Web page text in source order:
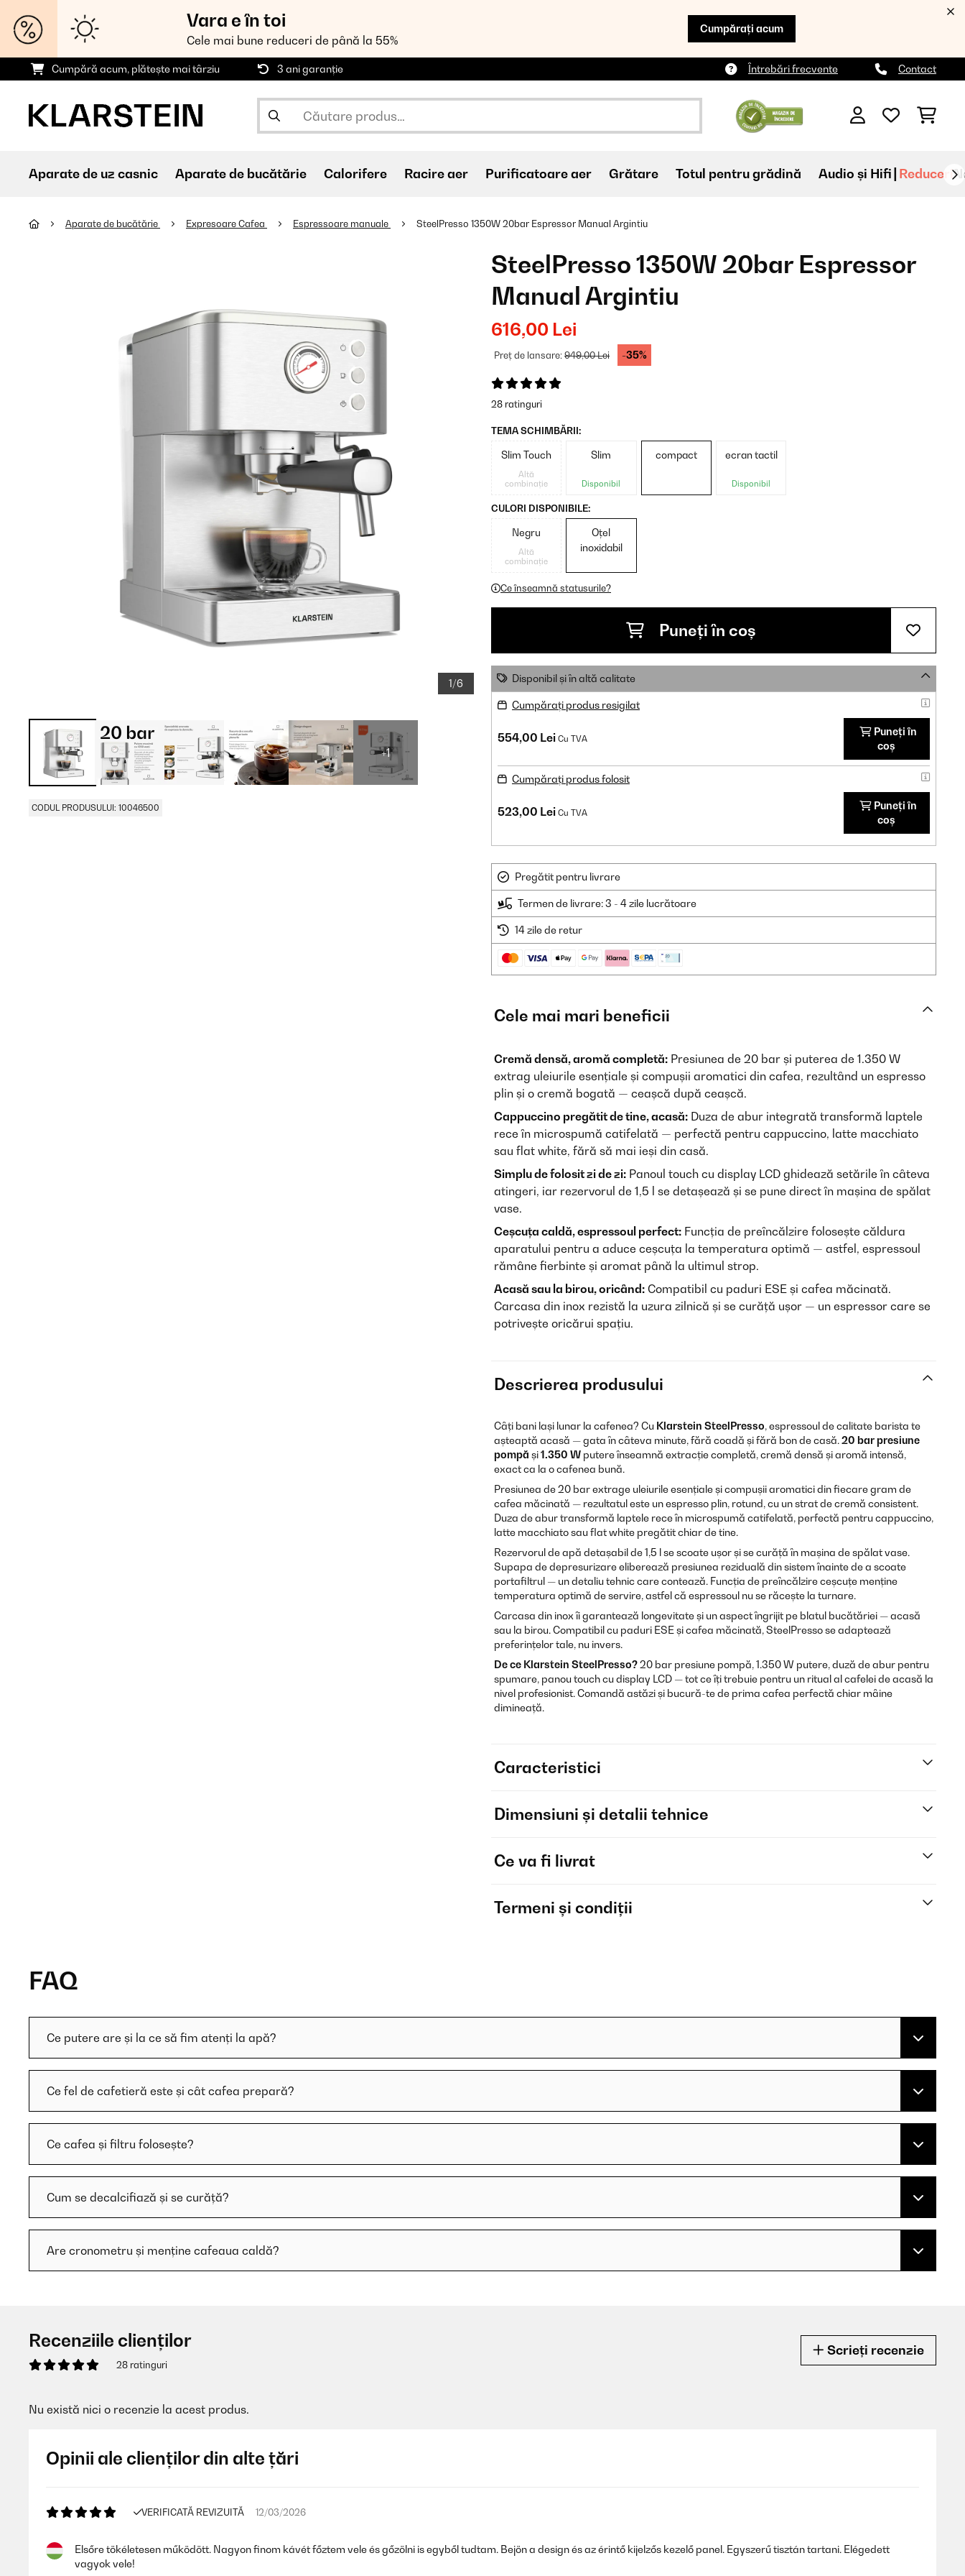
Vara e în toi
Cele mai bune reduceri de până la 55%
Cumpărați acum
Cumpără acum, plătește mai târziu 3 ani garanție Întrebări frecvente Contact
Aparate de uz casnic Aparate de bucătărie Calorifere Racire aer Purificatoare aer Grătare Totul pentru grădină Audio și Hifi Reduceri
Aparate de bucătărie Expresoare Cafea Espressoare manuale SteelPresso 1350W 20bar Espressor Manual Argintiu
1/6
+1
CODUL PRODUSULUI: 10046500
SteelPresso 1350W 20bar Espressor
Manual Argintiu
616,00 Lei
Preț de lansare:949,00 Lei -35%
28 ratinguri
TEMA SCHIMBĂRII:
Slim Touch
Altă
combinație
Slim
Disponibil
compact ecran tactil
Disponibil
CULORI DISPONIBILE:
Negru
Altă
combinație
Oțel
inoxidabil
Ce înseamnă statusurile?
Puneți în coș
Disponibil și în altă calitate
Cumpărați produs resigilat
554,00 Lei Cu TVA
Puneți în
coș
Cumpărați produs folosit
523,00 Lei Cu TVA
Puneți în
coș
Pregătit pentru livrare
Termen de livrare: 3 - 4 zile lucrătoare
14 zile de retur
Cele mai mari beneficii
Cremă densă, aromă completă: Presiunea de 20 bar și puterea de 1.350 W
extrag uleiurile esențiale și compușii aromatici din cafea, rezultând un espresso
plin și o cremă bogată — ceașcă după ceașcă.
Cappuccino pregătit de tine, acasă: Duza de abur integrată transformă laptele
rece în microspumă catifelată — perfectă pentru cappuccino, latte macchiato
sau flat white, fără să mai ieși din casă.
Simplu de folosit zi de zi: Panoul touch cu display LCD ghidează setările în câteva
atingeri, iar rezervorul de 1,5 l se detașează și se pune direct în mașina de spălat
vase.
Ceșcuța caldă, espressoul perfect: Funcția de preîncălzire folosește căldura
aparatului pentru a aduce ceșcuța la temperatura optimă — astfel, espressoul
rămâne fierbinte și aromat până la ultimul strop.
Acasă sau la birou, oricând: Compatibil cu paduri ESE și cafea măcinată.
Carcasa din inox rezistă la uzura zilnică și se curăță ușor — un espressor care se
potrivește oricărui spațiu.
Descrierea produsului
Câți bani lași lunar la cafenea? Cu Klarstein SteelPresso, espressoul de calitate barista te
așteaptă acasă — gata în câteva minute, fără coadă și fără bon de casă.20 bar presiune
pompă și1.350 W putere înseamnă extracție completă, cremă densă și aromă intensă,
exact ca la o cafenea bună.
Presiunea de 20 bar extrage uleiurile esențiale și compușii aromatici din fiecare gram de
cafea măcinată — rezultatul este un espresso plin, rotund, cu un strat de cremă consistent.
Duza de abur transformă laptele rece în microspumă catifelată, perfectă pentru cappuccino,
latte macchiato sau flat white pregătit chiar de tine.
Rezervorul de apă detașabil de 1,5 l se scoate ușor și se curăță în mașina de spălat vase.
Supapa de depresurizare eliberează presiunea reziduală din sistem înainte de a scoate
portafiltrul — un detaliu tehnic care contează. Funcția de preîncălzire ceșcuțe menține
temperatura optimă de servire, astfel că espressoul nu se răcește la turnare.
Carcasa din inox îi garantează longevitate și un aspect îngrijit pe blatul bucătăriei — acasă
sau la birou. Compatibil cu paduri ESE și cafea măcinată, SteelPresso se adaptează
preferințelor tale, nu invers.
De ce Klarstein SteelPresso?20 bar presiune pompă, 1.350 W putere, duză de abur pentru
spumare, panou touch cu display LCD — tot ce îți trebuie pentru un ritual al cafelei de acasă la
nivel profesionist. Comandă astăzi și bucură-te de prima cafea perfectă chiar mâine
dimineață.
Caracteristici
Dimensiuni și detalii tehnice
Ce va fi livrat
Termeni și condiții
FAQ
Ce putere are și la ce să fim atenți la apă?
Ce fel de cafetieră este și cât cafea prepară?
Ce cafea și filtru folosește?
Cum se decalcifiază și se curăță?
Are cronometru și menține cafeaua caldă?
Recenziile clienților
28 ratinguri
Scrieți recenzie
Nu există nici o recenzie la acest produs.
Opinii ale clienților din alte țări
VERIFICATĂ REVIZUITĂ 12/03/2026
Elsőre tökéletesen működött. Nagyon finom kávét főztem vele és gőzölni is egyből tudtam. Bejön a design és az érintő kijelzős kezelő panel. Egyszerű tisztán tartani. Elégedett
vagyok vele!